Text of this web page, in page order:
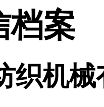
档案
织机